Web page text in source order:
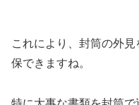
これにより、封筒の外
保できますね。